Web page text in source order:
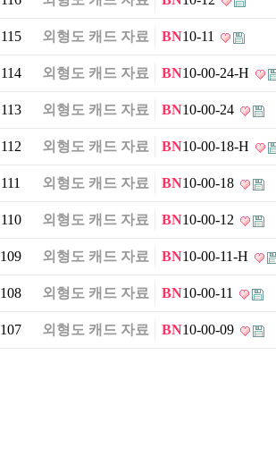
115 외형도 캐드 자료 BN10-11
114 외형도 캐드 자료 BN10-00-24-H
113 외형도 캐드 자료 BN10-00-24
112 외형도 캐드 자료 BN10-00-18-H
111 외형도 캐드 자료 BN10-00-18
110 외형도 캐드 자료 BN10-00-12
109 외형도 캐드 자료 BN10-00-11-H
108 외형도 캐드 자료 BN10-00-11
107 외형도 캐드 자료 BN10-00-09